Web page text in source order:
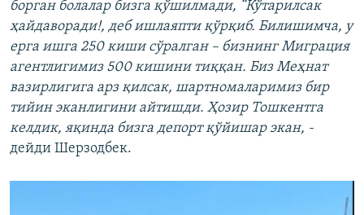
борган болалар бизга қўшилмади, “Кўтарилсак
ҳайдаворади!, деб ишлаяпти қўрқиб. Билишимча, у
ерга ишга 250 киши сўралган – бизнинг Миграция
агентлигимиз 500 кишини тиққан. Биз Меҳнат
вазирлигига арз қилсак, шартномаларимиз бир
тийин эканлигини айтишди. Ҳозир Тошкентга
келдик, яқинда бизга депорт қўйишар экан, -
дейди Шерзодбек.